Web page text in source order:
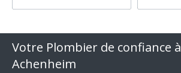
Votre Plombier de confiance à
Achenheim